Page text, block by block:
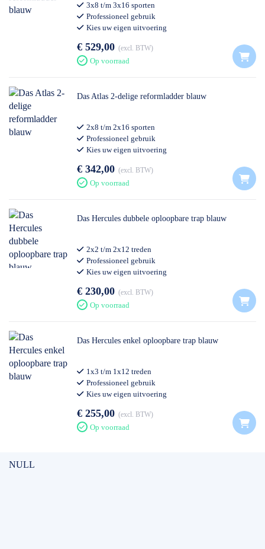
3x8 t/m 3x16 sporten
Professioneel gebruik
Kies uw eigen uitvoering
€ 529,00 excl. BTW
Op voorraad
Das Atlas 2-delige reformladder blauw
2x8 t/m 2x16 sporten
Professioneel gebruik
Kies uw eigen uitvoering
€ 342,00 excl. BTW
Op voorraad
Das Hercules dubbele oploopbare trap blauw
2x2 t/m 2x12 treden
Professioneel gebruik
Kies uw eigen uitvoering
€ 230,00 excl. BTW
Op voorraad
Das Hercules enkel oploopbare trap blauw
1x3 t/m 1x12 treden
Professioneel gebruik
Kies uw eigen uitvoering
€ 255,00 excl. BTW
Op voorraad
NULL